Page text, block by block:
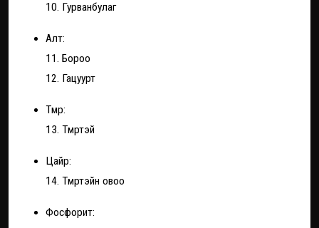
10. Гурванбулаг
Алт:
11. Бороо
12. Гацуурт
Төмөр:
13. Төмөртэй
Цайр:
14. Төмөртэйн овоо
Фосфорит: